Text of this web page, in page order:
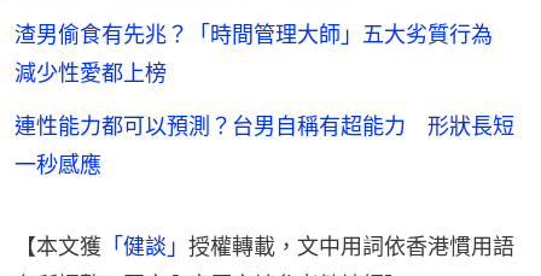
渣男偷食有先兆？「時間管理大師」五大劣質行為
減少性愛都上榜
連性能力都可以預測？台男自稱有超能力 形狀長短
一秒感應
【本文獲 「健談」 授權轉載，文中用詞依香港慣用語